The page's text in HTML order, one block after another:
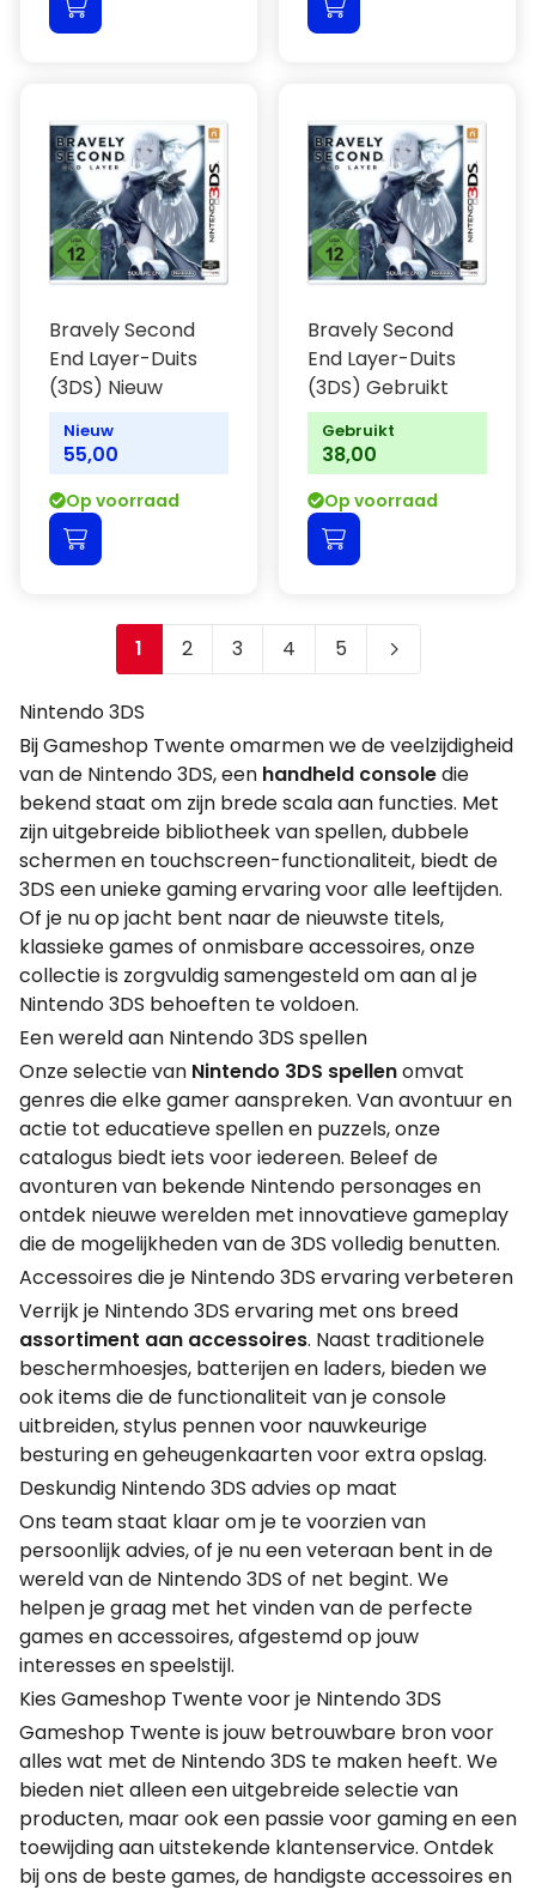
Bravely Second
End Layer-Duits
(3DS) Nieuw
Nieuw
55,00
Op voorraad
Bravely Second
End Layer-Duits
(3DS) Gebruikt
Gebruikt
38,00
Op voorraad
Je leest momenteel pagina
1 Pagina
2 Pagina
3 Pagina
4 Pagina
5
Nintendo 3DS
Bij Gameshop Twente omarmen we de veelzijdigheid
van de Nintendo 3DS, een handheld consoledie
bekend staat om zijn brede scala aan functies. Met
zijn uitgebreide bibliotheek van spellen, dubbele
schermen en touchscreen-functionaliteit, biedt de
3DS een unieke gaming ervaring voor alle leeftijden.
Of je nu op jacht bent naar de nieuwste titels,
klassieke games of onmisbare accessoires, onze
collectie is zorgvuldig samengesteld om aan al je
Nintendo 3DS behoeften te voldoen.
Een wereld aan Nintendo 3DS spellen
Onze selectie van Nintendo 3DS spellenomvat
genres die elke gamer aanspreken. Van avontuur en
actie tot educatieve spellen en puzzels, onze
catalogus biedt iets voor iedereen. Beleef de
avonturen van bekende Nintendo personages en
ontdek nieuwe werelden met innovatieve gameplay
die de mogelijkheden van de 3DS volledig benutten.
Accessoires die je Nintendo 3DS ervaring verbeteren
Verrijk je Nintendo 3DS ervaring met ons breed
assortiment aan accessoires. Naast traditionele
beschermhoesjes, batterijen en laders, bieden we
ook items die de functionaliteit van je console
uitbreiden, stylus pennen voor nauwkeurige
besturing en geheugenkaarten voor extra opslag.
Deskundig Nintendo 3DS advies op maat
Ons team staat klaar om je te voorzien van
persoonlijk advies, of je nu een veteraan bent in de
wereld van de Nintendo 3DS of net begint. We
helpen je graag met het vinden van de perfecte
games en accessoires, afgestemd op jouw
interesses en speelstijl.
Kies Gameshop Twente voor je Nintendo 3DS
Gameshop Twente is jouw betrouwbare bron voor
alles wat met de Nintendo 3DS te maken heeft. We
bieden niet alleen een uitgebreide selectie van
producten, maar ook een passie voor gaming en een
toewijding aan uitstekende klantenservice. Ontdek
bij ons de beste games, de handigste accessoires en